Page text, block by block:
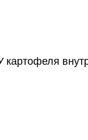
картофеля